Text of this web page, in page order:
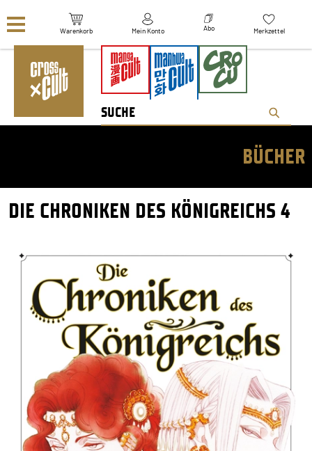
Warenkorb Mein Konto Abo Merkzettel
BÜCHER
DIE CHRONIKEN DES KÖNIGREICHS 4